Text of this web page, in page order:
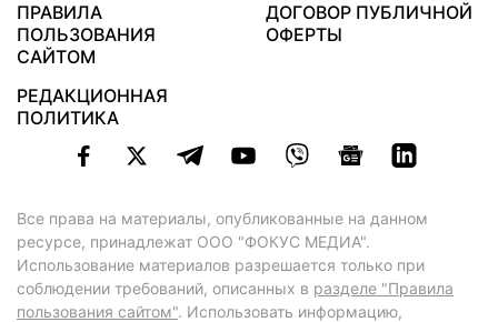
ПРАВИЛА
ПОЛЬЗОВАНИЯ
САЙТОМ
ДОГОВОР ПУБЛИЧНОЙ
ОФЕРТЫ
РЕДАКЦИОННАЯ
ПОЛИТИКА
Все права на материалы, опубликованные на данном
ресурсе, принадлежат ООО "ФОКУС МЕДИА".
Использование материалов разрешается только при
соблюдении требований, описанных в разделе "Правила
пользования сайтом". Использовать информацию,